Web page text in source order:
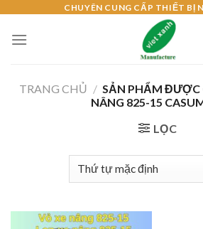
content
CHUYÊN CUNG CẤP THIẾT BỊ
TRANG CHỦ / SẢN PHẨM ĐƯỢC
NÂNG 825-15
LỌC